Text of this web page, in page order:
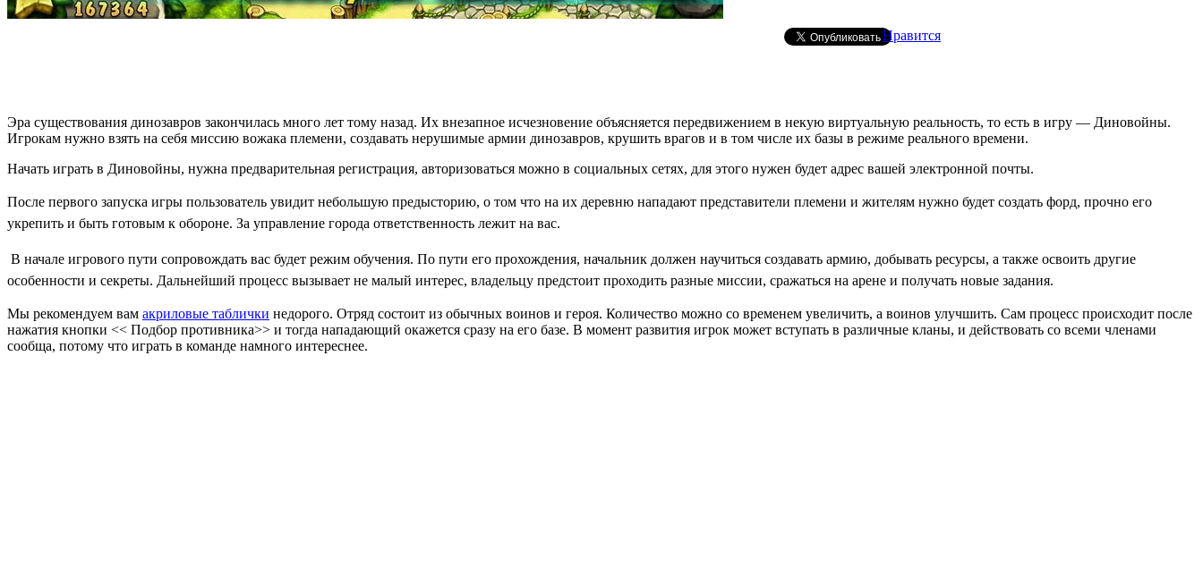
Нравится
Эра существования динозавров закончилась много лет тому назад. Их внезапное исчезновение объясняется передвижением в некую виртуальную реальность, то есть в игру — Диновойны.
Игрокам нужно взять на себя миссию вожака племени, создавать нерушимые армии динозавров, крушить врагов и в том числе их базы в режиме реального времени.
Начать играть в Диновойны, нужна предварительная регистрация, авторизоваться можно в социальных сетях, для этого нужен будет адрес вашей электронной почты.
После первого запуска игры пользователь увидит небольшую предысторию, о том что на их деревню нападают представители племени и жителям нужно будет создать форд, прочно его
укрепить и быть готовым к обороне. За управление города ответственность лежит на вас.
В начале игрового пути сопровождать вас будет режим обучения. По пути его прохождения, начальник должен научиться создавать армию, добывать ресурсы, а также освоить другие
особенности и секреты. Дальнейший процесс вызывает не малый интерес, владельцу предстоит проходить разные миссии, сражаться на арене и получать новые задания.
Мы рекомендуем вам акриловые таблички недорого. Отряд состоит из обычных воинов и героя. Количество можно со временем увеличить, а воинов улучшить. Сам процесс происходит после
нажатия кнопки << Подбор противника>> и тогда нападающий окажется сразу на его базе. В момент развития игрок может вступать в различные кланы, и действовать со всеми членами
сообща, потому что играть в команде намного интереснее.